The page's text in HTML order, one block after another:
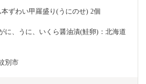
ずわい甲羅盛り(うにのせ) 2個
に、うに、いくら醤油漬(鮭卵)：北海道
別市